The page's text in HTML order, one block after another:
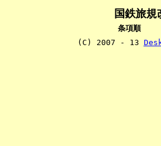
国鉄旅
条項順
(C) 2007 - 13